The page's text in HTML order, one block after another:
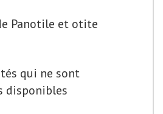
Panotile et otite
qui ne sont
disponibles